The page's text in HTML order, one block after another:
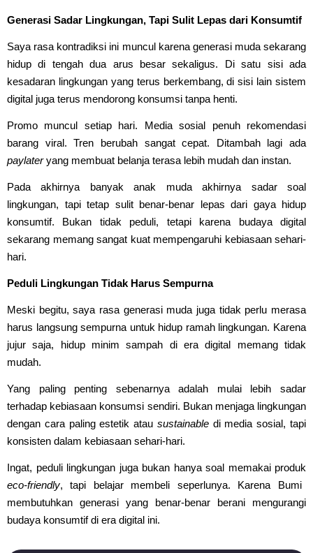
Generasi Sadar Lingkungan, Tapi Sulit Lepas dari Konsumtif
Saya rasa kontradiksi ini muncul karena generasi muda sekarang
hidup di tengah dua arus besar sekaligus. Di satu sisi ada
kesadaran lingkungan yang terus berkembang, di sisi lain sistem
digital juga terus mendorong konsumsi tanpa henti.
Promo muncul setiap hari. Media sosial penuh rekomendasi
barang viral. Tren berubah sangat cepat. Ditambah lagi ada
paylateryang membuat belanja terasa lebih mudah dan instan.
Pada akhirnya banyak anak muda akhirnya sadar soal
lingkungan, tapi tetap sulit benar-benar lepas dari gaya hidup
konsumtif. Bukan tidak peduli, tetapi karena budaya digital
sekarang memang sangat kuat mempengaruhi kebiasaan sehari-
hari.
Peduli Lingkungan Tidak Harus Sempurna
Meski begitu, saya rasa generasi muda juga tidak perlu merasa
harus langsung sempurna untuk hidup ramah lingkungan. Karena
jujur saja, hidup minim sampah di era digital memang tidak
mudah.
Yang paling penting sebenarnya adalah mulai lebih sadar
terhadap kebiasaan konsumsi sendiri. Bukan menjaga lingkungan
dengan cara paling estetik atau sustainabledi media sosial, tapi
konsisten dalam kebiasaan sehari-hari.
Ingat, peduli lingkungan juga bukan hanya soal memakai produk
eco-friendly, tapi belajar membeli seperlunya. Karena Bumi
membutuhkan generasi yang benar-benar berani mengurangi
budaya konsumtif di era digital ini.